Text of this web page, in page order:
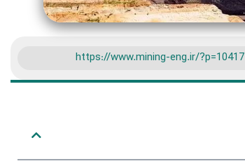
https://www.mining-eng.ir/?p=10417